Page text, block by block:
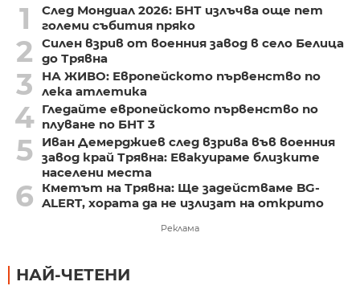
1
След Мондиал 2026: БНТ излъчва още пет
големи събития пряко
2
Силен взрив от военния завод в село Белица
до Трявна
3
НА ЖИВО: Европейското първенство по
лека атлетика
4 Гледайте европейското първенство по
плуване по БНТ 3
5
Иван Демерджиев след взрива във военния
завод край Трявна: Евакуираме близките
населени места
6
Кметът на Трявна: Ще задействаме BG-
ALERT, хората да не излизат на открито
Реклама
НАЙ-ЧЕТЕНИ